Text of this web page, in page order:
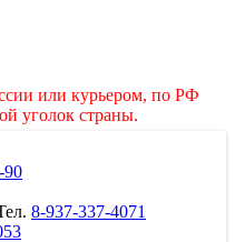
или курьером, по РФ
уголок страны.
90
8-937-337-4071